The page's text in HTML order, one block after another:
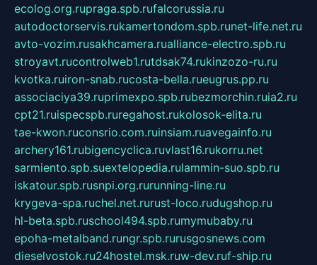
ecolog.org.rupraga.spb.rufalcorussia.ru
autodoctorservis.rukamertondom.spb.runet-life.net.ru
avto-vozim.rusakhcamera.rualliance-electro.spb.ru
stroyavt.rucontrolweb1.rutdsak74.rukinzozo-ru.ru
kvotka.ruiron-snab.rucosta-bella.rueugrus.pp.ru
associaciya39.ruprimexpo.spb.rubezmorchin.ruia2.ru
cpt21.ruispecspb.ruregahost.rukolosok-elita.ru
tae-kwon.ruconsrio.com.ruinsiam.ruavegainfo.ru
archery161.rubigencyclica.ruvlast16.rukorru.net
sarmiento.spb.suextelopedia.rulammin-suo.spb.ru
iskatour.spb.rusnpi.org.rurunning-line.ru
krygeva-spa.ruchel.net.rurust-loco.rudugshop.ru
hl-beta.spb.ruschool494.spb.rumymubaby.ru
epoha-metalband.rungr.spb.rurusgosnews.com
dieselvostok.ru24hostel.msk.ruw-dev.ruf-ship.ru